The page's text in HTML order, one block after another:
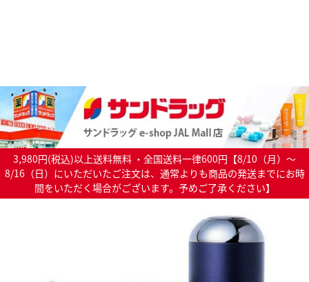
3,980円(税込)以上送料無料 ・全国送料一律600円【8/10（月）～
8/16（日）にいただいたご注文は、通常よりも商品の発送までにお時
間をいただく場合がございます。予めご了承ください】